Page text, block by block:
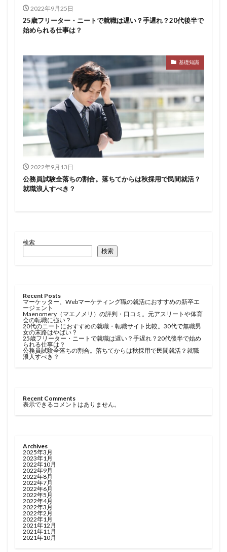
2022年9月25日
25歳フリーター・ニートで就職は遅い？手遅れ？20代後半で
始められる仕事は？
基礎知識
2022年9月13日
公務員試験全落ちの割合。落ちてからは秋採用で民間就活？
就職浪人すべき？
検索
検索
Recent Posts
マーケッター、Webマーケティング職の就活におすすめの新卒エ
ージェント
Maenomery（マエノメリ）の評判・口コミ。元アスリートや体育
会の転職に強い？
20代のニートにおすすめの就職・転職サイト比較。30代で無職男
女の末路はやばい？
25歳フリーター・ニートで就職は遅い？手遅れ？20代後半で始め
られる仕事は？
公務員試験全落ちの割合。落ちてからは秋採用で民間就活？就職
浪人すべき？
Recent Comments
表示できるコメントはありません。
Archives
2025年3月
2023年1月
2022年10月
2022年9月
2022年8月
2022年7月
2022年6月
2022年5月
2022年4月
2022年3月
2022年2月
2022年1月
2021年12月
2021年11月
2021年10月